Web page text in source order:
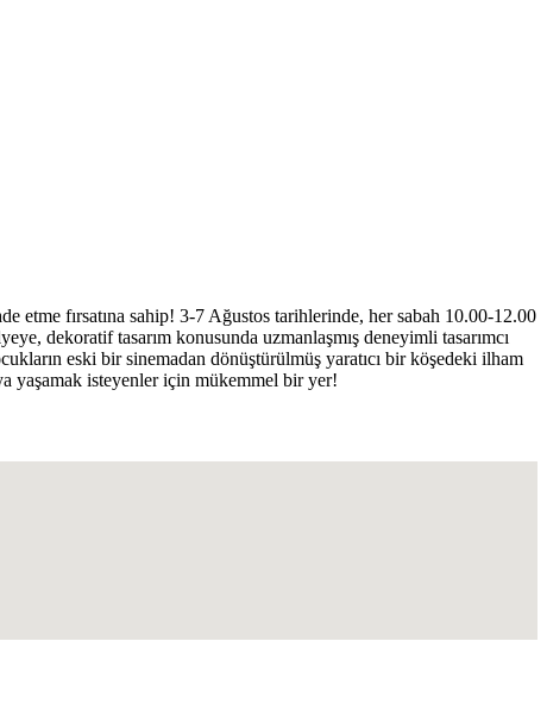
etme fırsatına sahip! 3-7 Ağustos tarihlerinde, her sabah 10.00-12.00
dekoratif tasarım konusunda uzmanlaşmış deneyimli tasarımcı
eski bir sinemadan dönüştürülmüş yaratıcı bir köşedeki ilham
yaşamak isteyenler için mükemmel bir yer!